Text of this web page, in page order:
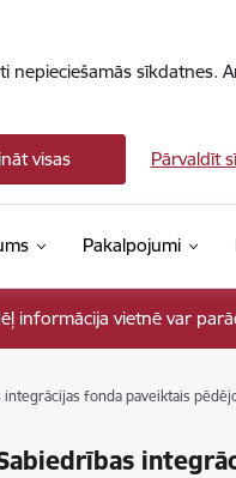
visas Pārvaldīt
Pakalpojumi
informācija vietnē var
integrācijas fonda paveiktais